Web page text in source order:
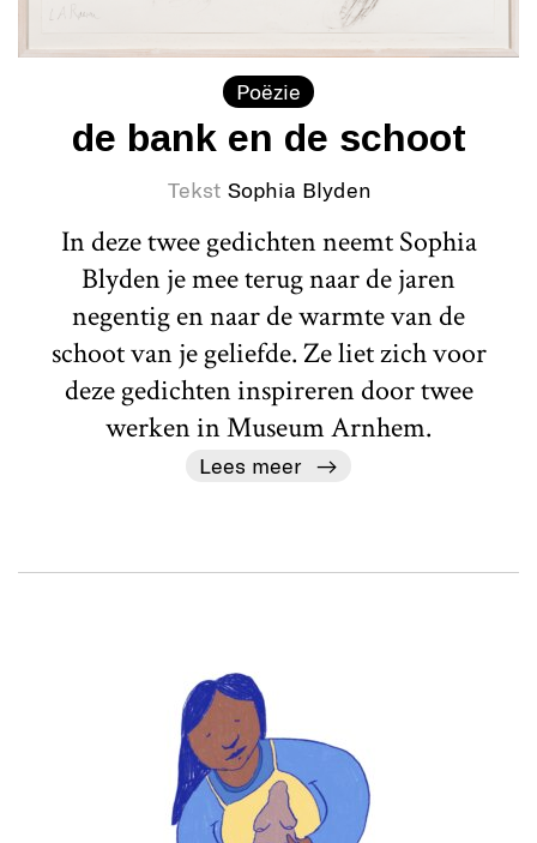
Poëzie
de bank en de schoot
Tekst Sophia Blyden
In deze twee gedichten neemt Sophia
Blyden je mee terug naar de jaren
negentig en naar de warmte van de
schoot van je geliefde. Ze liet zich voor
deze gedichten inspireren door twee
werken in Museum Arnhem.
Lees meer